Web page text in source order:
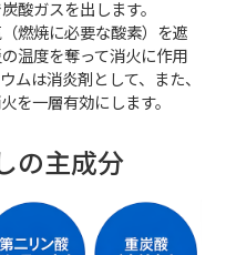
酸ガスを出します。
燃焼に必要な酸素）を遮
温度を奪って消火に作用
ムは消炎剤として、また、
を一層有効にします。
の主成分